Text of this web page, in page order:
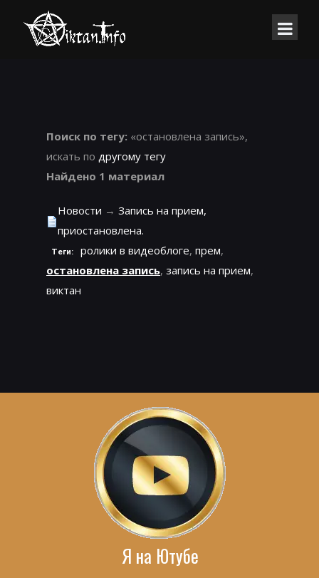
Поиск по тегу: «остановлена запись»,
искать по другому тегу
Найдено 1 материал
Новости → Запись на прием,
приостановлена.
Теги: ролики в видеоблоге, прем,
остановлена запись, запись на прием,
виктан
Я на Ютубе